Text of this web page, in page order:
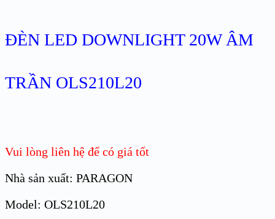
ĐÈN LED DOWNLIGHT 20W ÂM
TRẦN OLS210L20
Vui lòng liên hệ để có giá tốt
Nhà sản xuất: PARAGON
Model: OLS210L20